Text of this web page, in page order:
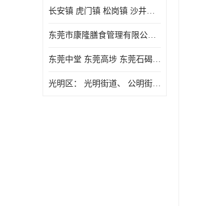
长安镇 虎门镇 松岗镇 沙井镇 公明镇 莞城街道 南城街道 东城街道 万江街道 石碣镇 石龙镇 茶山镇 石排镇 企石镇 横沥镇
东莞市康隆膳食管理有限公司 长安蔬菜配送 虎门蔬菜配送 大岭山蔬菜配送
东莞中堂 东莞高埗 东莞石碣 东莞望牛墩 东莞洪梅 东莞道滘 东莞石龙镇 东莞石排镇
光明区： 光明街道、 公明街道、 新湖街道、 凤凰街道、 玉塘街道、 马田街道